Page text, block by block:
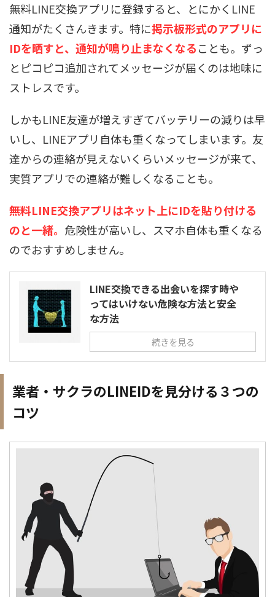
無料LINE交換アプリに登録すると、とにかくLINE
通知がたくさんきます。特に掲示板形式のアプリに
IDを晒すと、通知が鳴り止まなくなることも。ずっ
とピコピコ追加されてメッセージが届くのは地味に
ストレスです。
しかもLINE友達が増えすぎてバッテリーの減りは早
いし、LINEアプリ自体も重くなってしまいます。友
達からの連絡が見えないくらいメッセージが来て、
実質アプリでの連絡が難しくなることも。
無料LINE交換アプリはネット上にIDを貼り付ける
のと一緒。 危険性が高いし、スマホ自体も重くなる
のでおすすめしません。
LINE交換できる出会いを探す時や
ってはいけない危険な方法と安全
な方法
続きを見る
業者・サクラのLINEIDを見分ける３つの
コツ